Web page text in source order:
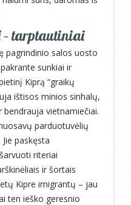
tarptautiniai
pagrindinio salos uosto
pakrante sunkiai ir
Kiprą “graikų
ištisos minios sinhalų,
vietnamiečiai.
parduotuvėlių
paskęsta
riteriai
ir šortais
Kipre imigrantų – jau
ten ieško geresnio